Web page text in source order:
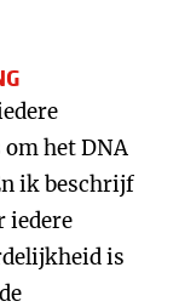
het DNA
ik beschrijf
iedere
is